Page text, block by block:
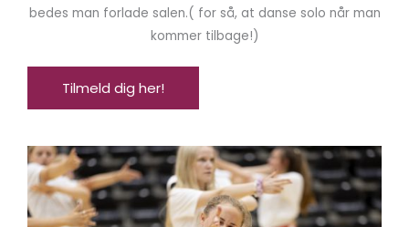
bedes man forlade salen.( for så, at danse solo når man
kommer tilbage!)
Tilmeld dig her!